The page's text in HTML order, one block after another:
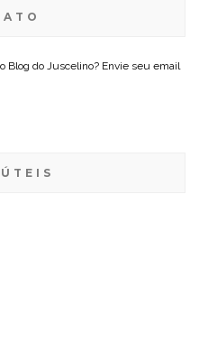
Blog do Juscelino? Envie seu email